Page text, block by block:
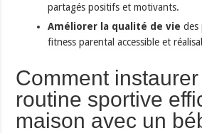
partagés positifs et motivants.
Améliorer la qualité de vie des
fitness parental accessible et
Comment
routine sportive
maison avec un